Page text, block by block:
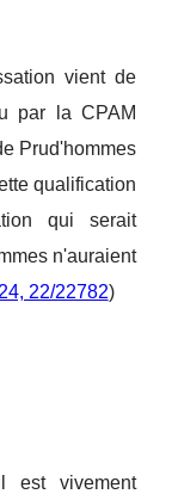
vient de
par la CPAM
Prud'hommes
qualification
qui serait
n'auraient
22/22782)
est vivement